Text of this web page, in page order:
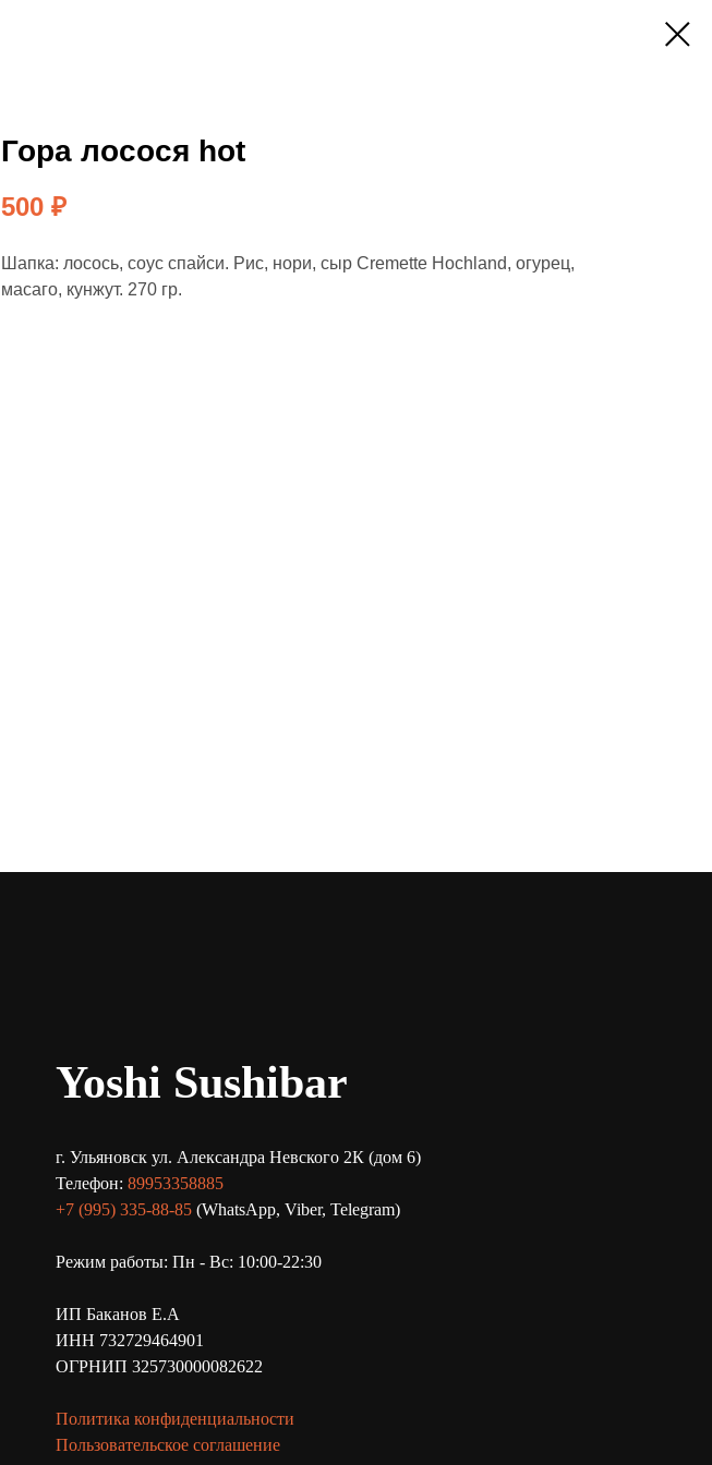
Гора лосося hot
500 ₽
Шапка: лосось, соус спайси. Рис, нори, сыр Cremette Hochland, огурец,
масаго, кунжут. 270 гр.
Yoshi Sushibar
г. Ульяновск ул. Александра Невского 2К (дом 6)
Телефон: 89953358885
+7 (995) 335-88-85 (WhatsApp, Viber, Telegram)
Режим работы: Пн - Вс: 10:00-22:30
ИП Баканов Е.А
ИНН 732729464901
ОГРНИП 325730000082622
Политика конфиденциальности
Пользовательское соглашение